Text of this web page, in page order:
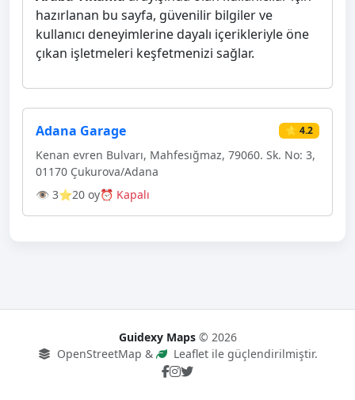
hazırlanan bu sayfa, güvenilir bilgiler ve
kullanıcı deneyimlerine dayalı içerikleriyle öne
çıkan işletmeleri keşfetmenizi sağlar.
Adana Garage ⭐ 4.2
Kenan evren Bulvarı, Mahfesığmaz, 79060. Sk. No: 3,
01170 Çukurova/Adana
👁 3⭐20 oy⏰ Kapalı
Guidexy Maps© 2026
OpenStreetMap &
Leaflet ile güçlendirilmiştir.